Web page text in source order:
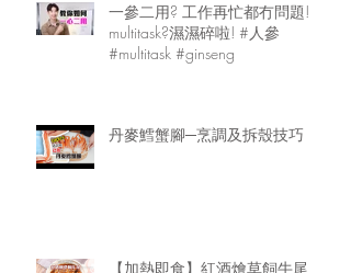
一參二用? 工作再忙都冇問題!
multitask?濕濕碎啦! #人參
#multitask #ginseng
丹麥鱈蟹腳─烹調及拆殼技巧
【加熱即食】紅酒燴草飼牛尾